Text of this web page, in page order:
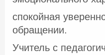
спокойная
обращении.
Учитель с